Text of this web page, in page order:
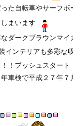
た自転車やサーフボー
まいます
ダークブラウンマイカ
インテリアも多彩な収
！プッシュスタート！
車検で平成２７年７月